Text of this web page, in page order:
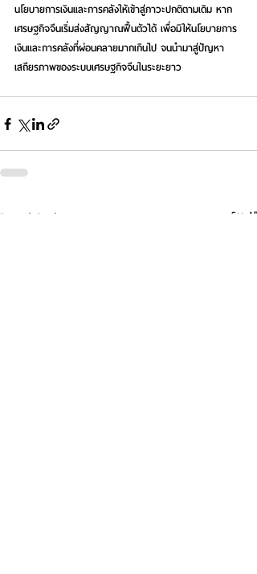
นโยบายการเงินและการคลังให้เข้าสู่ภาวะปกติตามเดิม หาก
เศรษฐกิจจีนเริ่มส่งสัญญาณฟื้นตัวได้ เพื่อมิให้นโยบายการ
เงินและการคลังที่ผ่อนคลายมากเกินไป จนนำมาสู่ปัญหา
เสถียรภาพของระบบเศรษฐกิจจีนในระยะยาว
Recent Posts See All